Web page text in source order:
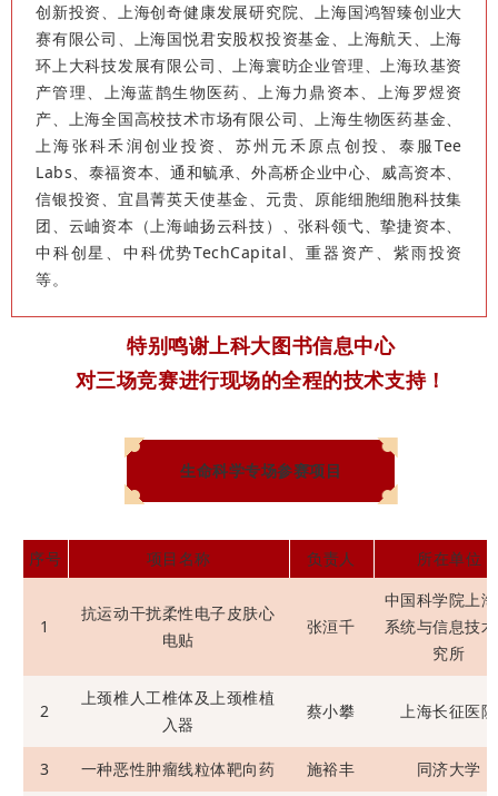
创新投资、上海创奇健康发展研究院、上海国鸿智臻创业大
赛有限公司、上海国悦君安股权投资基金、上海航天、上海
环上大科技发展有限公司、上海寰昉企业管理、上海玖基资
产管理、上海蓝鹊生物医药、上海力鼎资本、上海罗煜资
产、上海全国高校技术市场有限公司、上海生物医药基金、
上海张科禾润创业投资、苏州元禾原点创投、泰服Tee
Labs、泰福资本、通和毓承、外高桥企业中心、威高资本、
信银投资、宜昌菁英天使基金、元贵、原能细胞细胞科技集
团、云岫资本（上海岫扬云科技）、张科领弋、挚捷资本、
中科创星、中科优势TechCapital、重器资产、紫雨投资
等。
特别鸣谢上科大图书信息中心
对三场竞赛进行现场的全程的技术支持！
生命科学专场参赛项目
序号 项目名称 负责人 所在单位
1
抗运动干扰柔性电子皮肤心
电贴
张洹千
中国科学院上
系统与信息技
究所
2
上颈椎人工椎体及上颈椎植
入器
蔡小攀 上海长征医院
3 一种恶性肿瘤线粒体靶向药 施裕丰 同济大学